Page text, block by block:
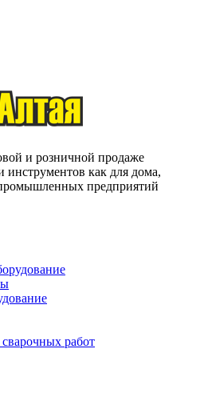
и розничной продаже
инструментов как для дома,
предприятий
работ